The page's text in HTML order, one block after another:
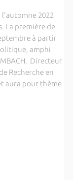
l'automne 2022
La première de
à partir
amphi
Directeur
Recherche en
aura pour thème